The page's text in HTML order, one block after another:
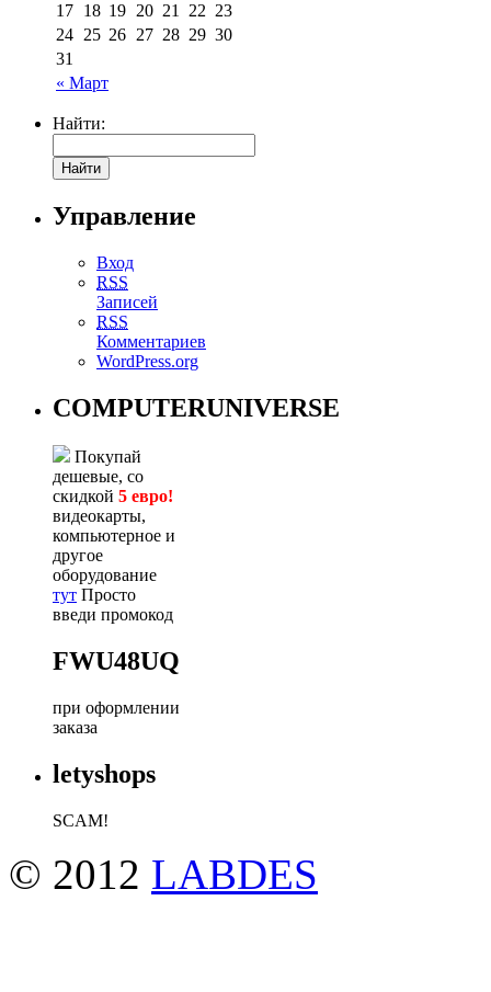
« Март
17 18 19 20 21 22 23
24 25 26 27 28 29 30
31
Найти:
Управление
Вход
RSS
Записей
RSS
Комментариев
WordPress.org
COMPUTERUNIVERSE
Покупай
дешевые, со
скидкой 5 евро!
видеокарты,
компьютерное и
другое
оборудование
тут Просто
введи промокод
FWU48UQ
при оформлении
заказа
letyshops
SCAM!
© 2012 LABDES